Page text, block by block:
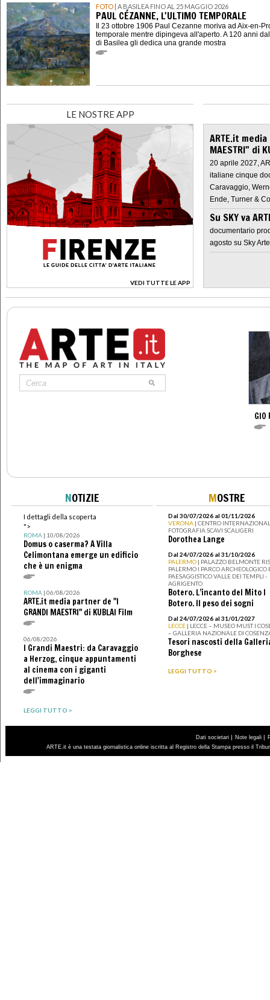
FOTO | A BASILEA FINO AL 25 MAGGIO 2026
PAUL CÉZANNE, L'ULTIMO TEMPORALE
Il 23 ottobre 1906 Paul Cezanne moriva ad Aix-en-
temporale mentre dipingeva all'aperto. A 120 anni
di Basilea gli dedica una grande mostra
LE NOSTRE APP
VEDI TUTTE LE APP
>
ARTE.it
MAESTRI" di
20 aprile 2027,
italiane cinque
Caravaggio,
Ende, Turner &
Su SKY va
documentario
agosto su Sky Arte
GIO
NOTIZIE
I dettagli della scoperta
">
ROMA| 10/08/2026
Domus o caserma? A Villa
Celimontana emerge un edificio
che è un enigma
ROMA| 06/08/2026
ARTE.it media partner de "I
GRANDI MAESTRI" di KUBLAI Film
06/08/2026
I Grandi Maestri: da Caravaggio
a Herzog, cinque appuntamenti
al cinema con i giganti
dell'immaginario
LEGGI TUTTO >
MOSTRE
Dal 30/07/2026 al 01/11/2026
VERONA | CENTRO
FOTOGRAFIA SCAVI SCALIGERI
Dorothea Lange
Dal 24/07/2026 al 31/10/2026
PALERMO | PALAZZO BELMONTE
PALERMO I PARCO ARCHEOLOGICO
PAESAGGISTICO VALLE DEI TEMPLI -
AGRIGENTO
Botero. L’incanto del Mito I
Botero. Il peso dei sogni
Dal 24/07/2026 al 31/01/2027
LECCE | LECCE – MUSEO MUST I
– GALLERIA NAZIONALE DI
Tesori nascosti della
Borghese
LEGGI TUTTO >
Dati societari | Note legali |
ARTE.it è una testata giornalistica online iscritta al Registro della Stampa presso il